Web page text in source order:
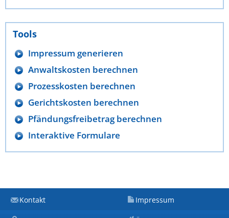
Tools
Impressum generieren
Anwaltskosten berechnen
Prozesskosten berechnen
Gerichtskosten berechnen
Pfändungsfreibetrag berechnen
Interaktive Formulare
Kontakt Impressum